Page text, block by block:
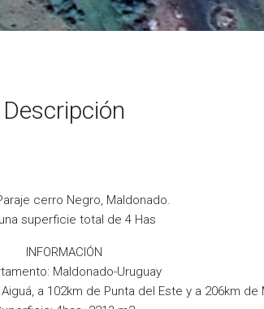
Descripción
cerro Negro, Maldonado.
superficie total de 4 Has
INFORMACIÓN
Maldonado-Uruguay
a 102km de Punta del Este y a 206km de